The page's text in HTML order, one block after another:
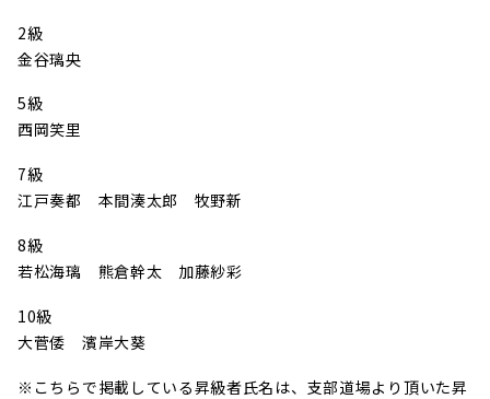
2級
金谷璃央
5級
西岡笑里
7級
江戸奏都 本間湊太郎 牧野新
8級
若松海璃 熊倉幹太 加藤紗彩
10級
大菅倭 濱岸大葵
※こちらで掲載している昇級者氏名は、支部道場より頂いた昇